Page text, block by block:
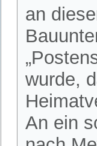
an
wurde,
An ein